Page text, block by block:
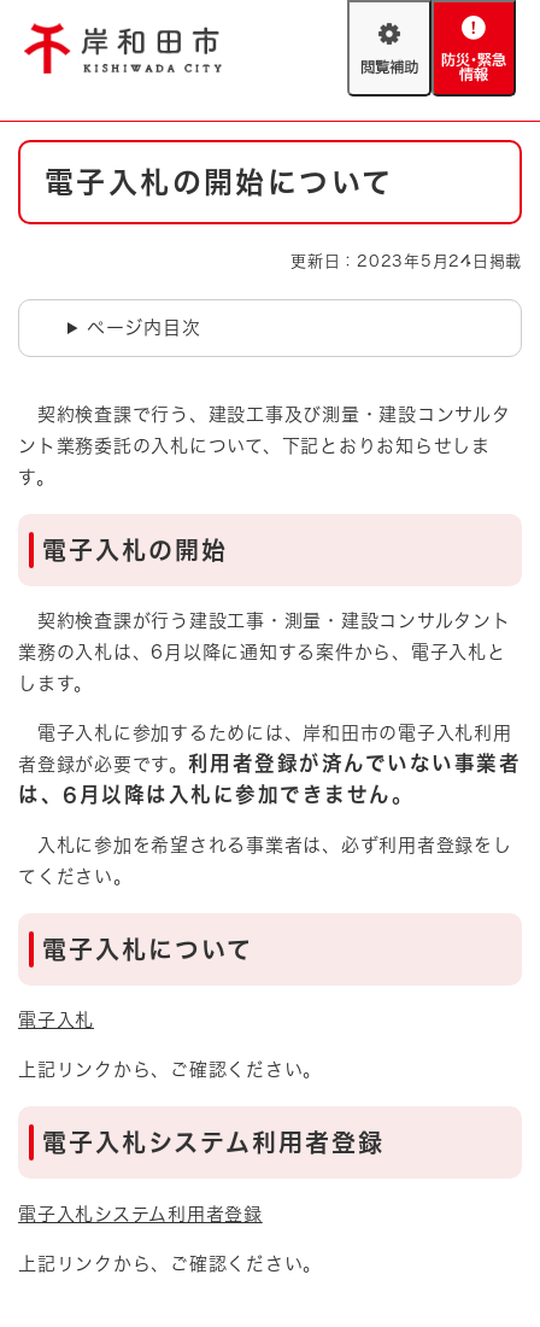
閲
助
防
緊
やさしい日本語
背景色変更 白 黒 青
とじる
防災・緊急情報 救急・消防
ハザードマップ AED設置箇所
本
電子入札の開始について
更新日：2023年5月24日掲載
ページ内目次
契約検査課で行う、建設工事及び測量・建設コンサルタ
ント業務委託の入札について、下記とおりお知らせしま
す。
電子入札の開始
契約検査課が行う建設工事・測量・建設コンサルタント
業務の入札は、6月以降に通知する案件から、電子入札と
します。
電子入札に参加するためには、岸和田市の電子入札利用
者登録が必要です。 利用者登録が済んでいない事業者
は、6月以降は入札に参加できません。
入札に参加を希望される事業者は、必ず利用者登録をし
てください。​
電子入札について
電子入札
上記リンクから、ご確認ください。
電子入札システム利用者登録
電子入札システム利用者登録
上記リンクから、ご確認ください。